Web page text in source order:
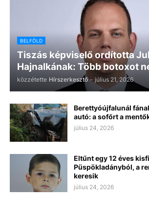
BELFÖLD
Tiszás képviselő ordította
Hajnalkának: Több botoxot
közzétette Hírszerkesztő - július 21, 2026
Berettyóújfalunál
autó: a sofőrt a
július 24, 2026
Eltűnt egy 12 éves
Püspökladányból, a
keresik
július 24, 2026